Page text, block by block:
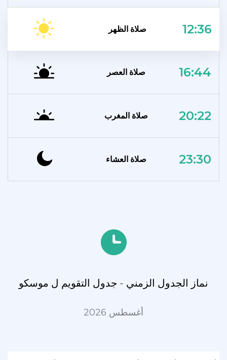
صلاة الظهر 12:36
صلاة العصر 16:44
صلاة المغرب 20:22
صلاة العشاء 23:30
نماز الجدول الزمني - جدول التقويم ل موسكو
أغسطس 2026